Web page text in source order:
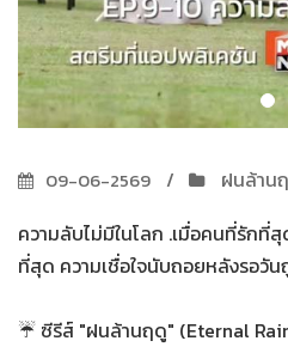
09-06-2569
ฝนล้าน
ความลับไม่มีในโลก .เมื่อคนที่รักที่
ที่สุด ความเชื่อใจนับถอยหลังรอวัน
☔ ซีรีส์ "ฝนล้านฤดู" (Eternal